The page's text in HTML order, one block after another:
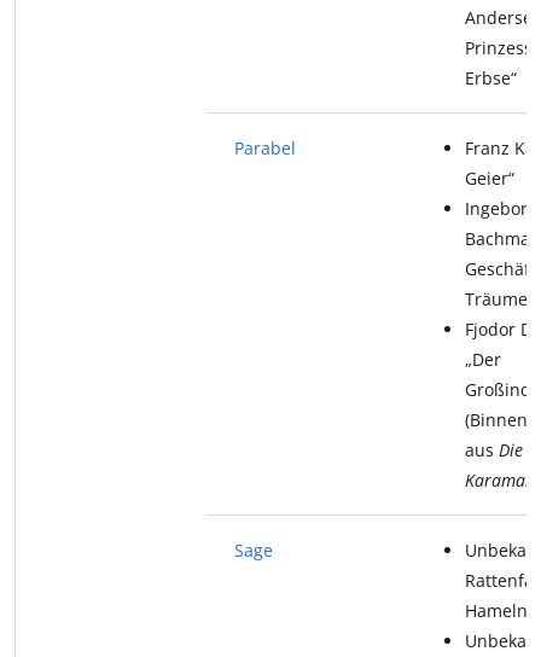
Erbse“
Parabel
Franz
Geier“
Ingeborg
Fjodor
„Der
aus Die
Sage
Hameln“